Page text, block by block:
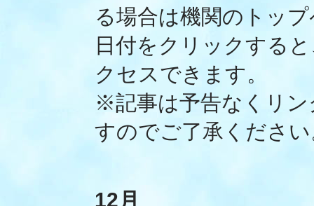
る場合は機関のトッ
日付をクリックする
クセスできます。
※記事は予告なくリ
すのでご了承くださ
12月